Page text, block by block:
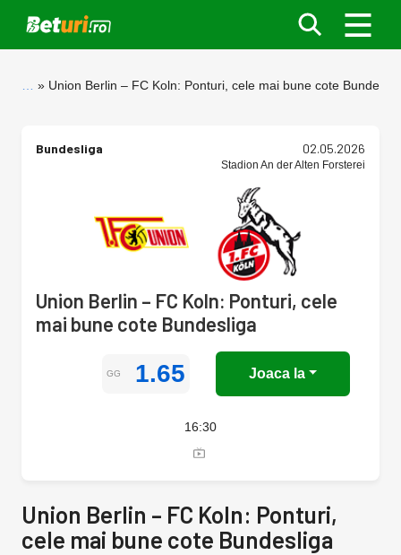
Union Berlin – FC Koln: Ponturi, cele mai bune cote
Bundesliga 02.05.2026
Stadion An der Alten Forsterei
Union Berlin – FC Koln: Ponturi, cele
mai bune cote Bundesliga
GG 1.65 Joaca la
16:30
Union Berlin – FC Koln: Ponturi,
cele mai bune cote Bundesliga